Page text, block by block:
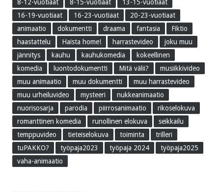
8-12-vuotiaat 8-15-vuotiaat
13-15-vuotiaat
16-19-vuotiaat
16-23-vuotiaat
20-23-vuotiaat
animaatio
dokumentti draama fantasia
Fiktio
haastattelu
Haista home! harrastevideo
joku muu
jännitys
kauhu kauhukomedia
kokeellinen
komedia
luontodokumentti Mitä välii?
musiikkivideo
muu animaatio
muu dokumentti
muu harrastevideo
muu urheiluvideo
mysteeri
nukkeanimaatio
nuorisosarja
parodia piirrosanimaatio
rikoselokuva
romanttinen komedia
runollinen elokuva
seikkailu
temppuvideo
tieteiselokuva toiminta
trilleri
tuPAKKO?
työpaja2023 työpaja 2024
työpaja2025
vaha-animaatio